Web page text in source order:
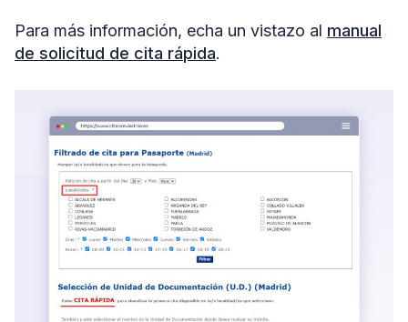
Para más información, echa un vistazo al manual
de solicitud de cita rápida.